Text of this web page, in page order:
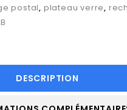
postal, plateau verre,
DESCRIPTION